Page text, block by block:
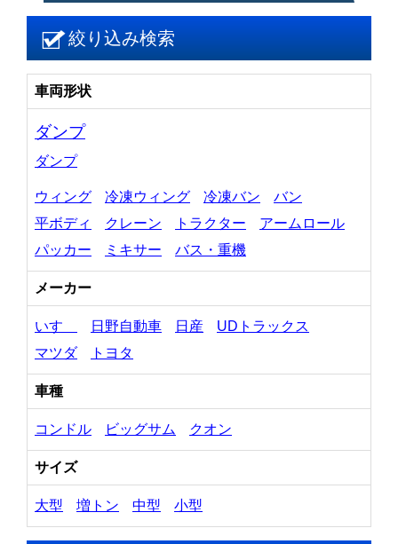
絞り込み検索
車両形状
ダンプ
ダンプ
ウィング 冷凍ウィング 冷凍バン
バン
平ボディ
クレーン トラクター
アームロール
パッカー
ミキサー バス・重機
メーカー
いすゞ 日野自動車 日産
UDトラックス
マツダ
トヨタ
車種
コンドル ビッグサム クオン
サイズ
大型 増トン 中型 小型